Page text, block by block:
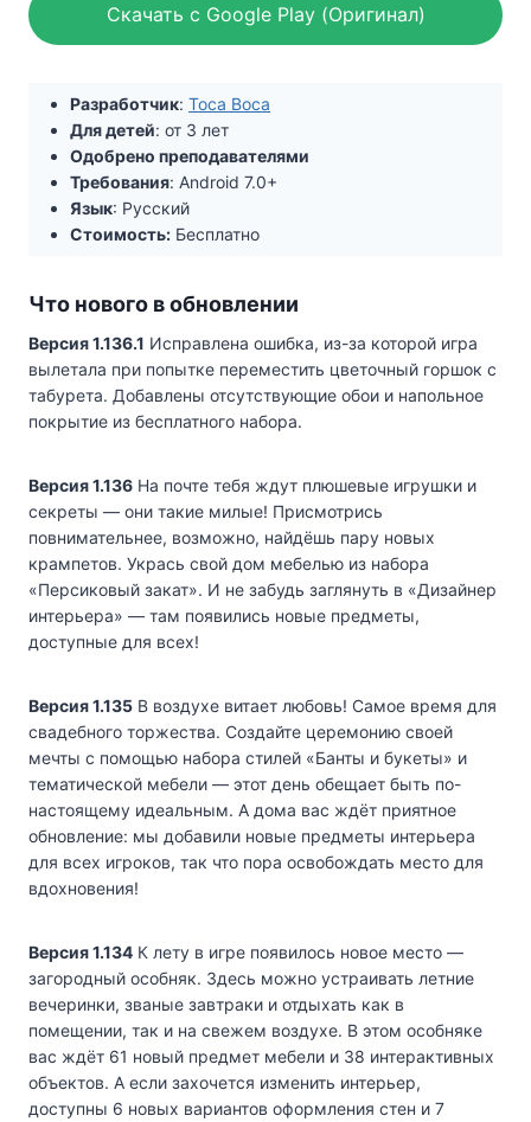
Скачать с Google Play (Оригинал)
Разработчик:Toca Boca
Для детей: от 3 лет
Одобрено преподавателями
Требования: Android 7.0+
Язык: Русский
Стоимость: Бесплатно
Что нового в обновлении
Версия 1.136.1 Исправлена ошибка, из-за которой игра
вылетала при попытке переместить цветочный горшок с
табурета. Добавлены отсутствующие обои и напольное
покрытие из бесплатного набора.
Версия 1.136 На почте тебя ждут плюшевые игрушки и
секреты — они такие милые! Присмотрись
повнимательнее, возможно, найдёшь пару новых
крампетов. Укрась свой дом мебелью из набора
«Персиковый закат». И не забудь заглянуть в «Дизайнер
интерьера» — там появились новые предметы,
доступные для всех!
Версия 1.135 В воздухе витает любовь! Самое время для
свадебного торжества. Создайте церемонию своей
мечты с помощью набора стилей «Банты и букеты» и
тематической мебели — этот день обещает быть по-
настоящему идеальным. А дома вас ждёт приятное
обновление: мы добавили новые предметы интерьера
для всех игроков, так что пора освобождать место для
вдохновения!
Версия 1.134 К лету в игре появилось новое место —
загородный особняк. Здесь можно устраивать летние
вечеринки, званые завтраки и отдыхать как в
помещении, так и на свежем воздухе. В этом особняке
вас ждёт 61 новый предмет мебели и 38 интерактивных
объектов. А если захочется изменить интерьер,
доступны 6 новых вариантов оформления стен и 7